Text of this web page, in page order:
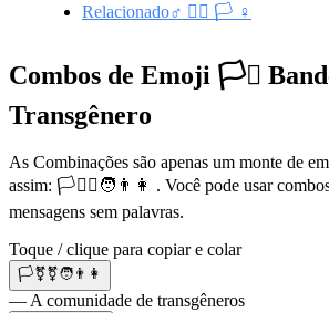
Relacionado♂️ 🏳️‍🌈 🏳️ ♀️
Combos de Emoji 🏳️‍⚧️
Transgênero
As Combinações são apenas um monte de
assim: 🏳️‍⚧️⚧🧑👨👩 . Você pode usar
mensagens sem palavras.
Toque / clique para copiar e colar
🏳️‍⚧️⚧🧑👨👩
— A comunidade de transgêneros